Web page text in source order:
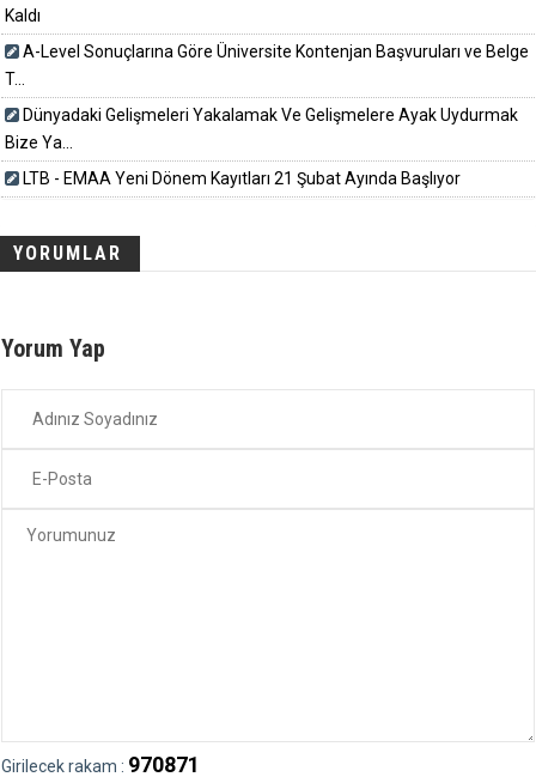
Kaldı
A-Level Sonuçlarına Göre Üniversite Kontenjan Başvuruları ve Belge
T...
Dünyadaki Gelişmeleri Yakalamak Ve Gelişmelere Ayak Uydurmak
Bize Ya...
LTB - EMAA Yeni Dönem Kayıtları 21 Şubat Ayında Başlıyor
YORUMLAR
Yorum Yap
Girilecek rakam : 970871